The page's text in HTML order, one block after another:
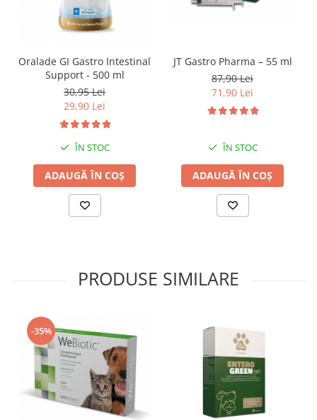
Oralade GI Gastro Intestinal
Support - 500 ml
30,95 Lei
29,90 Lei
ÎN STOC
ADAUGĂ ÎN COȘ
JT Gastro Pharma – 55 ml
87,90 Lei
71,90 Lei
ÎN STOC
ADAUGĂ ÎN COȘ
PRODUSE SIMILARE
-35%